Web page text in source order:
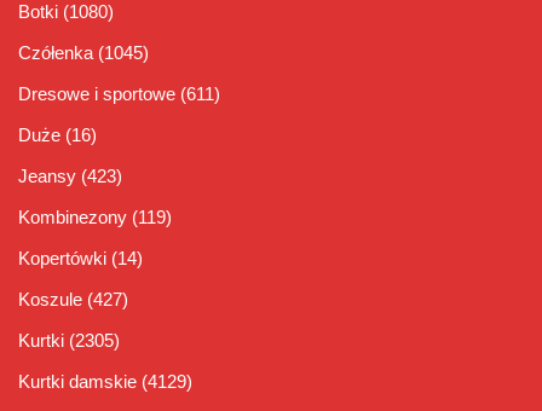
Botki (1080)
Czółenka (1045)
Dresowe i sportowe (611)
Duże (16)
Jeansy (423)
Kombinezony (119)
Kopertówki (14)
Koszule (427)
Kurtki (2305)
Kurtki damskie (4129)